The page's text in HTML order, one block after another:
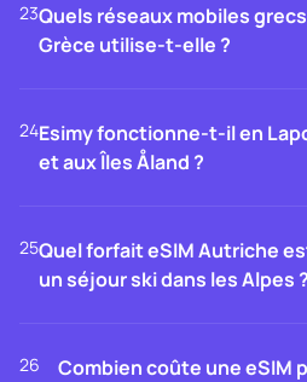
23Quels réseaux mobiles grecs
Grèce utilise-t-elle ?
24Esimy fonctionne-t-il en
et aux Îles Åland ?
25Quel forfait eSIM Autriche
un séjour ski dans les Alpes ?
26 Combien coûte une eSIM